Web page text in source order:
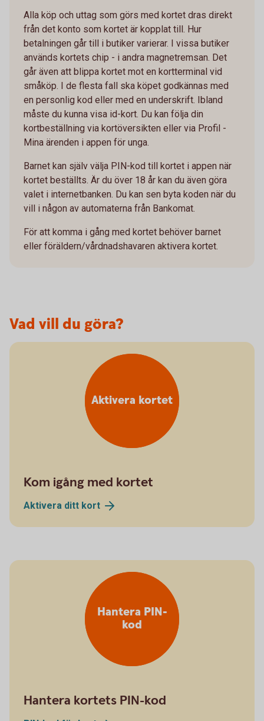
Alla köp och uttag som görs med kortet dras direkt
från det konto som kortet är kopplat till. Hur
betalningen går till i butiker varierar. I vissa butiker
används kortets chip - i andra magnetremsan. Det
går även att blippa kortet mot en kortterminal vid
småköp. I de flesta fall ska köpet godkännas med
en personlig kod eller med en underskrift. Ibland
måste du kunna visa id-kort. Du kan följa din
kortbeställning via kortöversikten eller via Profil -
Mina ärenden i appen för unga.
Barnet kan själv välja PIN-kod till kortet i appen när
kortet beställts. Är du över 18 år kan du även göra
valet i internetbanken. Du kan sen byta koden när du
vill i någon av automaterna från Bankomat.
För att komma i gång med kortet behöver barnet
eller föräldern/vårdnadshavaren aktivera kortet.
Vad vill du göra?
Aktivera kortet
Kom igång med kortet
Aktivera ditt kort
Hantera PIN-
kod
Hantera kortets PIN-kod